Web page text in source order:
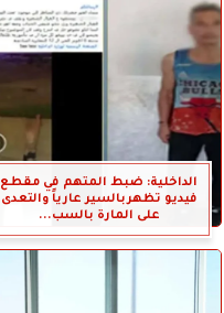
الداخلية: ضبط المتهم في مقطع
فيديو تظهربالسير عارياً والتعدى
على المارة بالسب...